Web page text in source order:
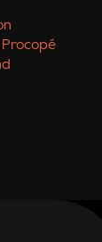
Procopé